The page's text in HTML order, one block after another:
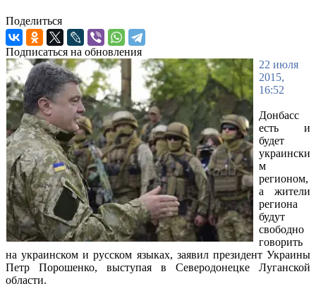
Поделиться
Подписаться на обновления
22 июля
2015,
16:52
Донбасс
есть и
будет
украински
м
регионом,
а жители
региона
будут
свободно
говорить
на украинском и русском языках, заявил президент Украины
Петр Порошенко, выступая в Северодонецке Луганской
области.